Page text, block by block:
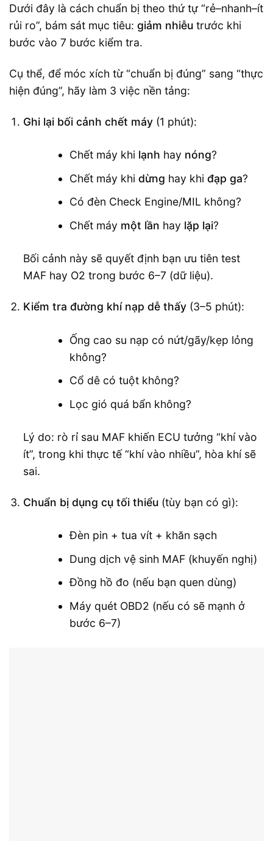
Dưới đây là cách chuẩn bị theo thứ tự “rẻ–nhanh–ít
rủi ro”, bám sát mục tiêu: giảm nhiễu trước khi
bước vào 7 bước kiểm tra.
Cụ thể, để móc xích từ “chuẩn bị đúng” sang “thực
hiện đúng”, hãy làm 3 việc nền tảng:
Ghi lại bối cảnh chết máy(1 phút):
Chết máy khi lạnh hay nóng?
Chết máy khi dừng hay khi đạp ga?
Có đèn Check Engine/MIL không?
Chết máy một lần hay lặp lại?
Bối cảnh này sẽ quyết định bạn ưu tiên test
MAF hay O2 trong bước 6–7 (dữ liệu).
Kiểm tra đường khí nạp dễ thấy(3–5 phút):
Ống cao su nạp có nứt/gãy/kẹp lỏng
không?
Cổ dê có tuột không?
Lọc gió quá bẩn không?
Lý do: rò rỉ sau MAF khiến ECU tưởng “khí vào
ít”, trong khi thực tế “khí vào nhiều”, hòa khí sẽ
sai.
Chuẩn bị dụng cụ tối thiểu(tùy bạn có gì):
Đèn pin + tua vít + khăn sạch
Dung dịch vệ sinh MAF (khuyến nghị)
Đồng hồ đo (nếu bạn quen dùng)
Máy quét OBD2 (nếu có sẽ mạnh ở
bước 6–7)